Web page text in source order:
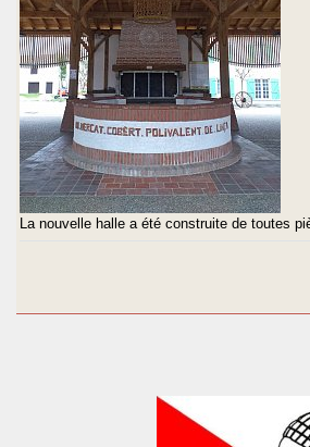
La nouvelle halle a été construite de toutes